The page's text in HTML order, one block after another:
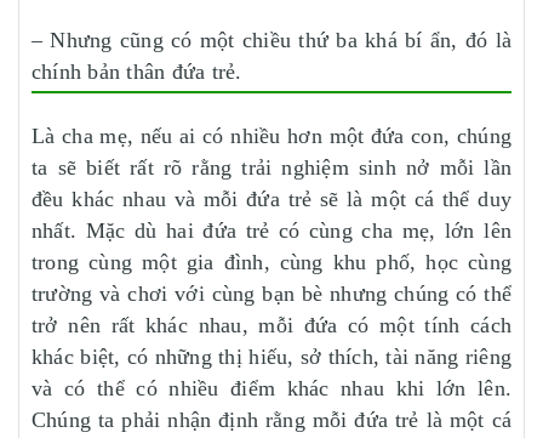
– Nhưng cũng có một chiều thứ ba khá bí ẩn, đó là
chính bản thân đứa trẻ.
Là cha mẹ, nếu ai có nhiều hơn một đứa con, chúng
ta sẽ biết rất rõ rằng trải nghiệm sinh nở mỗi lần
đều khác nhau và mỗi đứa trẻ sẽ là một cá thể duy
nhất. Mặc dù hai đứa trẻ có cùng cha mẹ, lớn lên
trong cùng một gia đình, cùng khu phố, học cùng
trường và chơi với cùng bạn bè nhưng chúng có thể
trở nên rất khác nhau, mỗi đứa có một tính cách
khác biệt, có những thị hiếu, sở thích, tài năng riêng
và có thể có nhiều điểm khác nhau khi lớn lên.
Chúng ta phải nhận định rằng mỗi đứa trẻ là một cá